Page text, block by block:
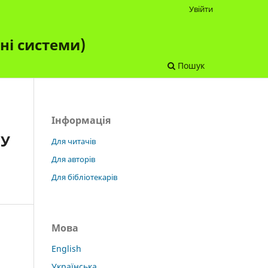
системи)
Пошук
Увійти
Інформація
Для читачів
Для авторів
Для бібліотекарів
Мова
English